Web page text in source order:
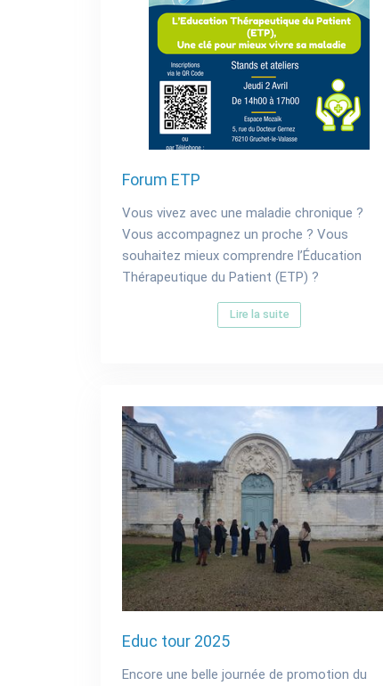
Forum ETP
Vous vivez avec une maladie chronique ?
Vous accompagnez un proche ? Vous
souhaitez mieux comprendre l’Éducation
Thérapeutique du Patient (ETP) ?
Lire la suite
Educ tour 2025
Encore une belle journée de promotion du